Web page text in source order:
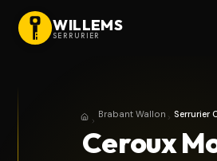
WILLEMS
SERRURIER
AccueilProvince du Brabant
Brabant Wallon Serrurier
Ceroux